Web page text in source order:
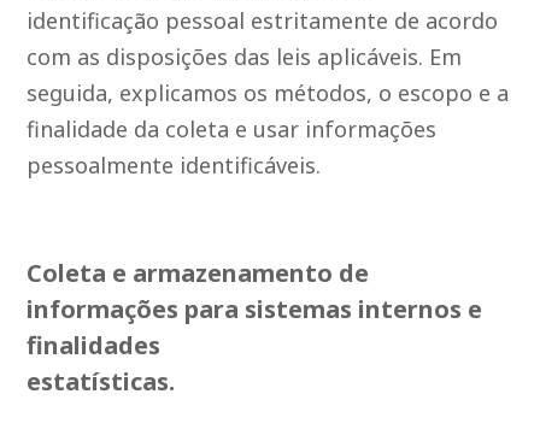
identificação pessoal estritamente de acordo
com as disposições das leis aplicáveis. Em
seguida, explicamos os métodos, o escopo e a
finalidade da coleta e usar informações
pessoalmente identificáveis.
Coleta e armazenamento de
informações para sistemas internos e
finalidades
estatísticas.